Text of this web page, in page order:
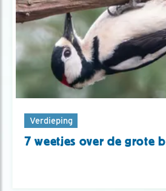
Verdieping
7 weetjes over de grote